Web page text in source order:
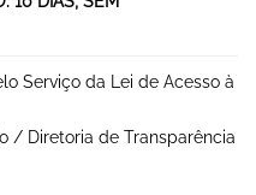
Serviço da Lei de Acesso à
/ Diretoria de Transparência